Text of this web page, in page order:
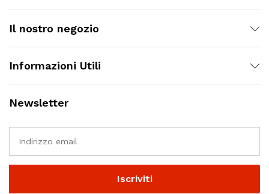
Il nostro negozio
Informazioni Utili
Newsletter